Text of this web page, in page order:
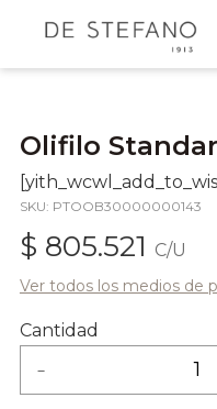
Olifilo
SKU: PTOOB30000000143
$ 805.521 C/U
Ver todos los medios de
Cantidad
-